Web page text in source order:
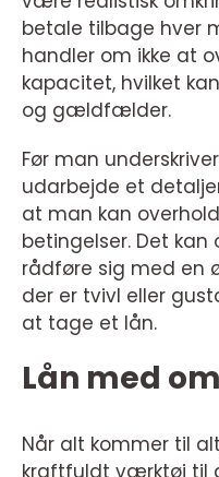
betale tilbage hver
handler om ikke at
kapacitet, hvilket
og gældfælder.
Før man
udarbejde et
at man kan
betingelser. Det
rådføre sig med en
der er tvivl eller
at tage et lån.
Lån med
Når alt kommer til